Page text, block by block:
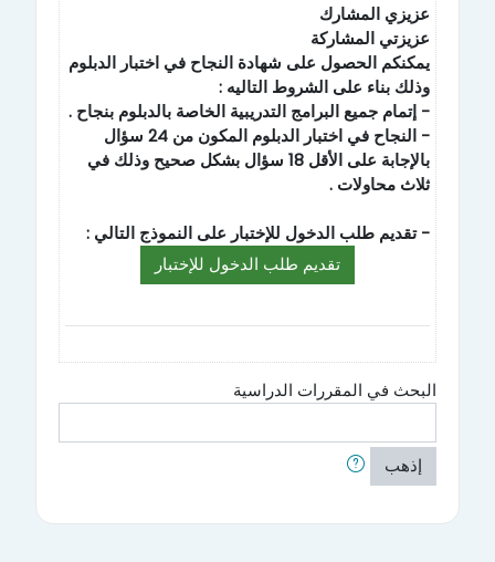
عزيزي المشارك
عزيزتي المشاركة
يمكنكم الحصول على شهادة النجاح في اختبار الدبلوم
وذلك بناء على الشروط التاليه :
- إتمام جميع البرامج التدريبية الخاصة بالدبلوم بنجاح .
- النجاح في اختبار الدبلوم المكون من 24 سؤال
بالإجابة على الأقل 18 سؤال بشكل صحيح وذلك في
ثلاث محاولات .
- تقديم طلب الدخول للإختبار على النموذج التالي :
تقديم طلب الدخول للإختبار
البحث في المقررات الدراسية
إذهب